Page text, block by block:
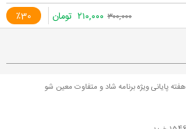
٪30 ۳۰۰,۰۰۰ ۲۱۰,۰۰۰ تومان
هفته پایانی ویژه برنامه شاد و متفاوت معین شو